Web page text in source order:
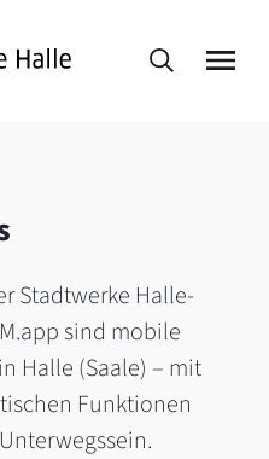
Stadtwerke Halle-
sind mobile
Halle (Saale) – mit
Funktionen